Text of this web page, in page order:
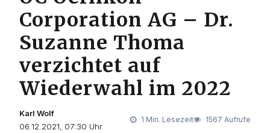
Corporation AG – Dr.
Suzanne Thoma
verzichtet auf
Wiederwahl im 2022
Karl Wolf
06.12.2021, 07:30 Uhr
1 Min. Lesezeit 1567 Aufrufe